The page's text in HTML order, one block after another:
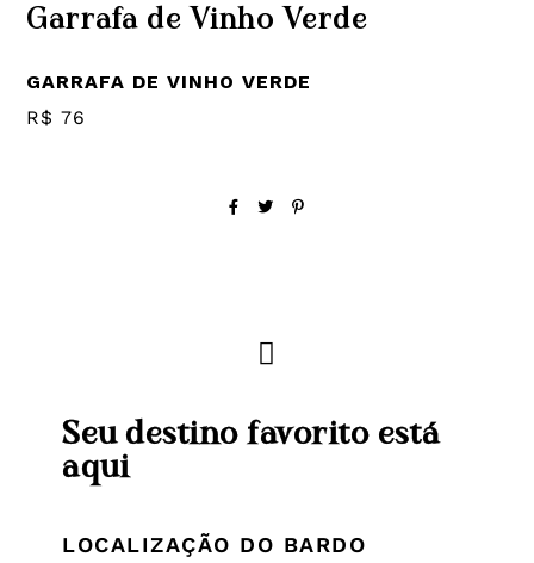
Garrafa de Vinho Verde
GARRAFA DE VINHO VERDE
R$ 76
Seu destino favorito está
aqui
LOCALIZAÇÃO DO BARDO